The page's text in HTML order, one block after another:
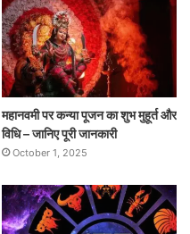
महानवमी पर कन्या पूजन का शुभ मुहूर्त और
विधि – जानिए पूरी जानकारी
October 1, 2025